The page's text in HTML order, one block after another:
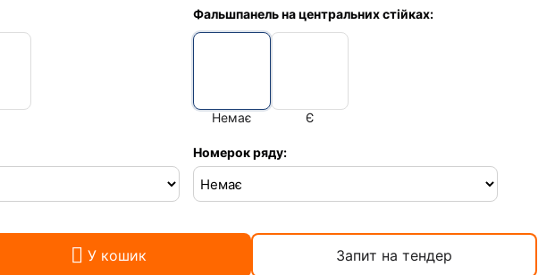
Фальшпанель на центральних стійках:
Немає Є
Номерок ряду:
У кошик Запит на тендер